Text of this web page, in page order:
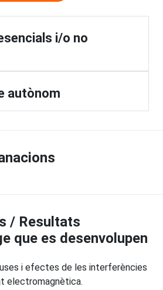
i/o no
autònom
/ Resultats
que es desenvolupen
i efectes de les interferències
electromagnètica.